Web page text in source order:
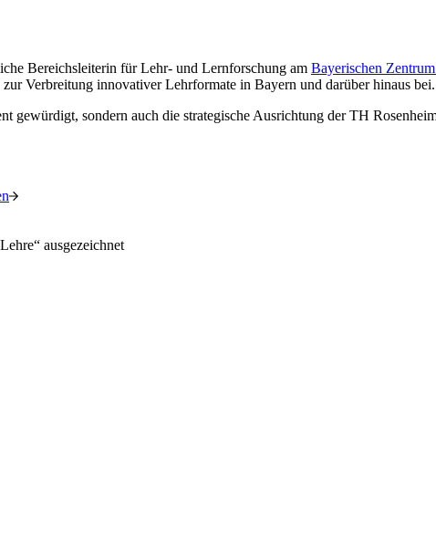
Bereichsleiterin für Lehr- und Lernforschung am Bayerischen
Verbreitung innovativer Lehrformate in Bayern und darüber hinaus bei.
gewürdigt, sondern auch die strategische Ausrichtung der TH
ausgezeichnet